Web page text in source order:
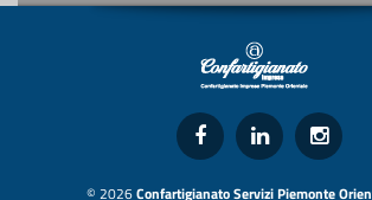
© 2026Confartigianato Servizi Piemonte